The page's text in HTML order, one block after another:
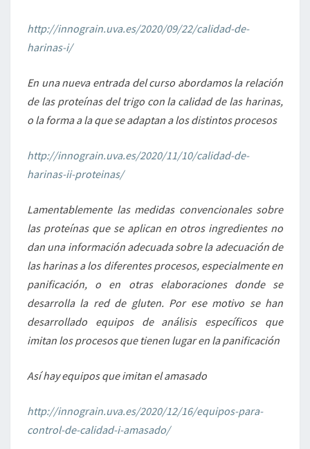
http://innograin.uva.es/2020/09/22/calidad-de-
harinas-i/
En una nueva entrada del curso abordamos la relación
de las proteínas del trigo con la calidad de las harinas,
o la forma a la que se adaptan a los distintos procesos
http://innograin.uva.es/2020/11/10/calidad-de-
harinas-ii-proteinas/
Lamentablemente las medidas convencionales sobre
las proteínas que se aplican en otros ingredientes no
dan una información adecuada sobre la adecuación de
las harinas a los diferentes procesos, especialmente en
panificación, o en otras elaboraciones donde se
desarrolla la red de gluten. Por ese motivo se han
desarrollado equipos de análisis específicos que
imitan los procesos que tienen lugar en la panificación
Así hay equipos que imitan el amasado
http://innograin.uva.es/2020/12/16/equipos-para-
control-de-calidad-i-amasado/